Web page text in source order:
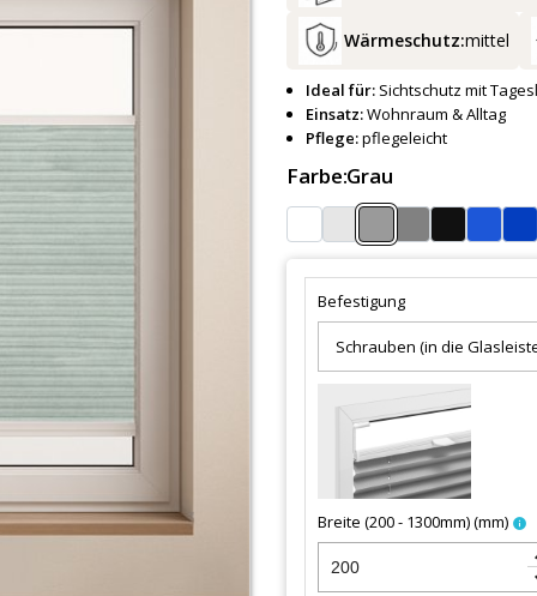
Wärmeschutz:mittel
Ideal für: Sichtschutz mit
Einsatz:Wohnraum & Alltag
Pflege:pflegeleicht
Farbe:Grau
Befestigung
Breite (200 - 1300mm)(mm) info